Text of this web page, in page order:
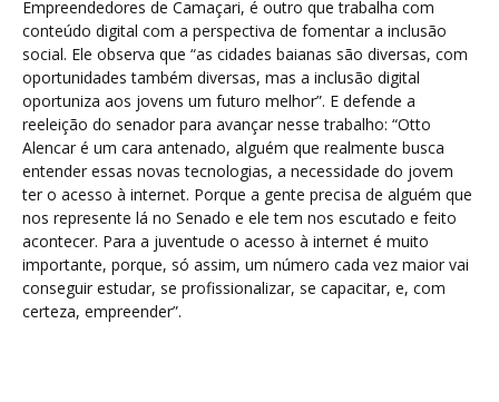
Empreendedores de Camaçari, é outro que trabalha com
conteúdo digital com a perspectiva de fomentar a inclusão
social. Ele observa que “as cidades baianas são diversas, com
oportunidades também diversas, mas a inclusão digital
oportuniza aos jovens um futuro melhor”. E defende a
reeleição do senador para avançar nesse trabalho: “Otto
Alencar é um cara antenado, alguém que realmente busca
entender essas novas tecnologias, a necessidade do jovem
ter o acesso à internet. Porque a gente precisa de alguém que
nos represente lá no Senado e ele tem nos escutado e feito
acontecer. Para a juventude o acesso à internet é muito
importante, porque, só assim, um número cada vez maior vai
conseguir estudar, se profissionalizar, se capacitar, e, com
certeza, empreender”.